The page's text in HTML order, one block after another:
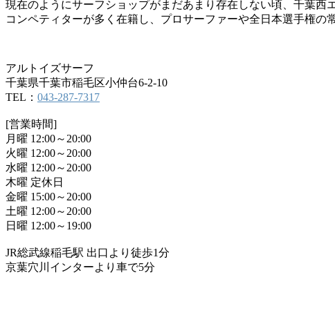
現在のようにサーフショップがまだあまり存在しない頃、千葉
コンペティターが多く在籍し、プロサーファーや全日本選手権の
アルトイズサーフ
千葉県千葉市稲毛区小仲台6-2-10
TEL： 043-287-7317
[営業時間]
月曜 12:00～20:00
火曜 12:00～20:00
水曜 12:00～20:00
木曜 定休日
金曜 15:00～20:00
土曜 12:00～20:00
日曜 12:00～19:00
JR総武線稲毛駅 出口より徒歩1分
京葉穴川インターより車で5分